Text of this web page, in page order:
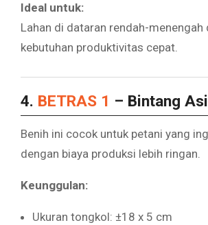
Ideal untuk:
Lahan di dataran rendah-menengah
kebutuhan produktivitas cepat.
4. BETRAS 1 – Bintang
Benih ini cocok untuk petani yang
dengan biaya produksi lebih ringan.
Keunggulan:
Ukuran tongkol: ±18 x 5 cm